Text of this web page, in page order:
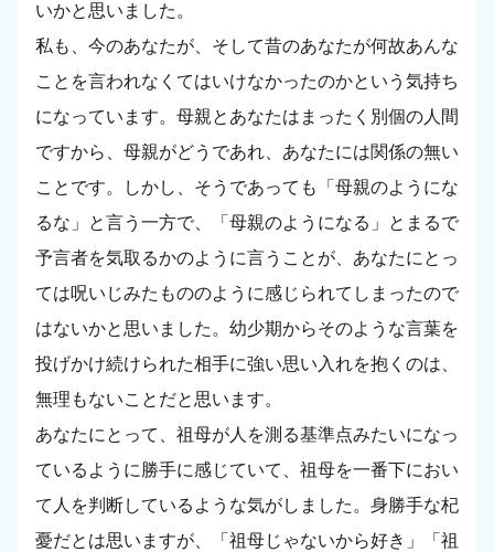
いかと思いました。
私も、今のあなたが、そして昔のあなたが何故あんな
ことを言われなくてはいけなかったのかという気持ち
になっています。母親とあなたはまったく別個の人間
ですから、母親がどうであれ、あなたには関係の無い
ことです。しかし、そうであっても「母親のようにな
るな」と言う一方で、「母親のようになる」とまるで
予言者を気取るかのように言うことが、あなたにとっ
ては呪いじみたもののように感じられてしまったので
はないかと思いました。幼少期からそのような言葉を
投げかけ続けられた相手に強い思い入れを抱くのは、
無理もないことだと思います。
あなたにとって、祖母が人を測る基準点みたいになっ
ているように勝手に感じていて、祖母を一番下におい
て人を判断しているような気がしました。身勝手な杞
憂だとは思いますが、「祖母じゃないから好き」「祖